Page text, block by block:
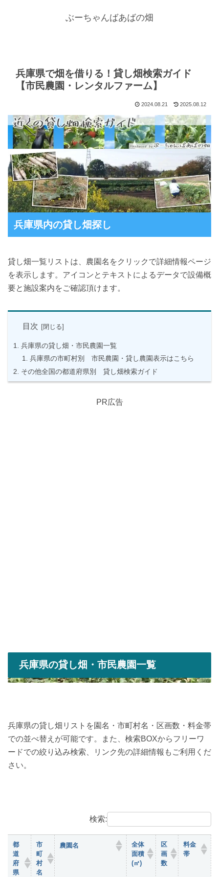
ぶーちゃんばあばの畑
兵庫県で畑を借りる！貸し畑検索ガイド
【市民農園・レンタルファーム】
2024.08.21 2025.08.12
兵庫県内の貸し畑探し
貸し畑一覧リストは、農園名をクリックで詳細情報ページ
を表示します。アイコンとテキストによるデータで設備概
要と施設案内をご確認頂けます。
目次
兵庫県の貸し畑・市民農園一覧
兵庫県の市町村別 市民農園・貸し農園表示はこちら
その他全国の都道府県別 貸し畑検索ガイド
PR広告
兵庫県の貸し畑・市民農園一覧
兵庫県の貸し畑リストを園名・市町村名・区画数・料金帯
での並べ替えが可能です。また、検索BOXからフリーワ
ードでの絞り込み検索、リンク先の詳細情報もご利用くだ
さい。
検索:
都
道
府
県
市
町
村
名
農園名
全体
面積
(㎡)
区
画
数
料金
帯